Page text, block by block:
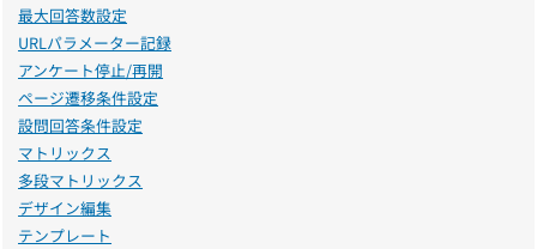
最大回答数設定
URLパラメーター記録
アンケート停止/再開
ページ遷移条件設定
設問回答条件設定
マトリックス
多段マトリックス
デザイン編集
テンプレート